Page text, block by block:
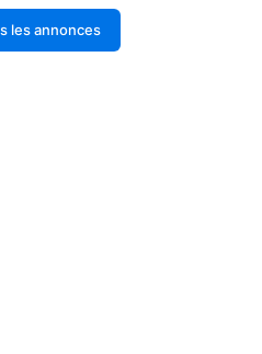
les annonces